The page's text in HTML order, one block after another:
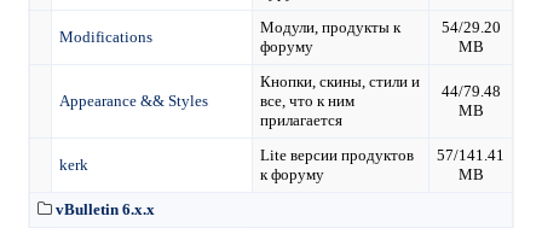
Modifications
Модули, продукты к
форуму
54/29.20
MB
Appearance && Styles
Кнопки, скины, стили и
все, что к ним
прилагается
44/79.48
MB
kerk
Lite версии продуктов
к форуму
57/141.41
MB
vBulletin 6.x.x